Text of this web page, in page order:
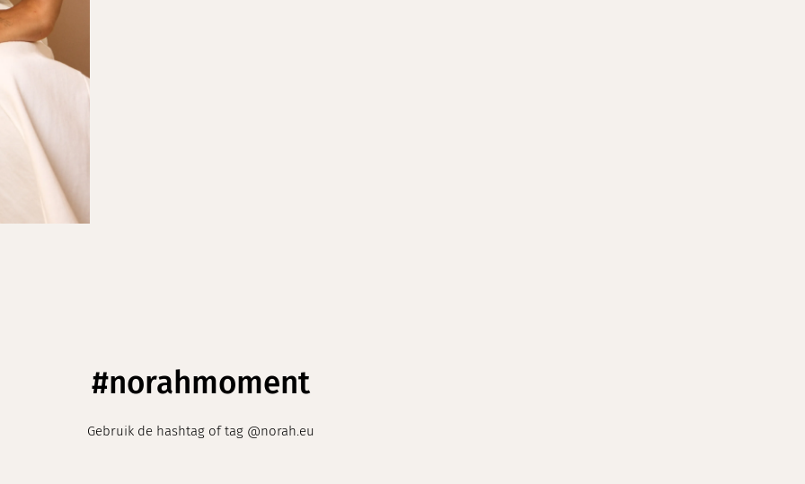
#norahmoment
Gebruik de hashtag of tag @norah.eu